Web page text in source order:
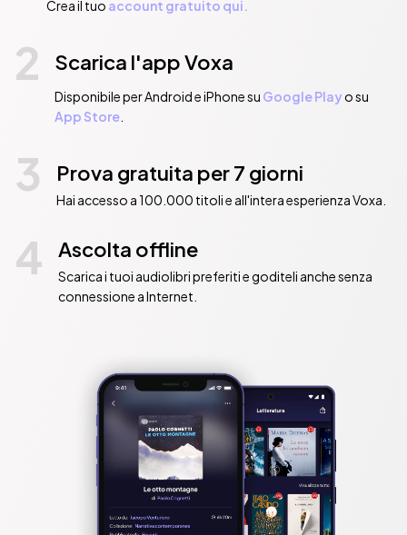
Crea il tuo account gratuito qui.
2 Scarica l'app Voxa
Disponibile per Android e iPhone su Google Playo su
App Store.
3 Prova gratuita per 7 giorni
Hai accesso a 100.000 titoli e all'intera esperienza Voxa.
4 Ascolta offline
Scarica i tuoi audiolibri preferiti e goditeli anche senza
connessione a Internet.